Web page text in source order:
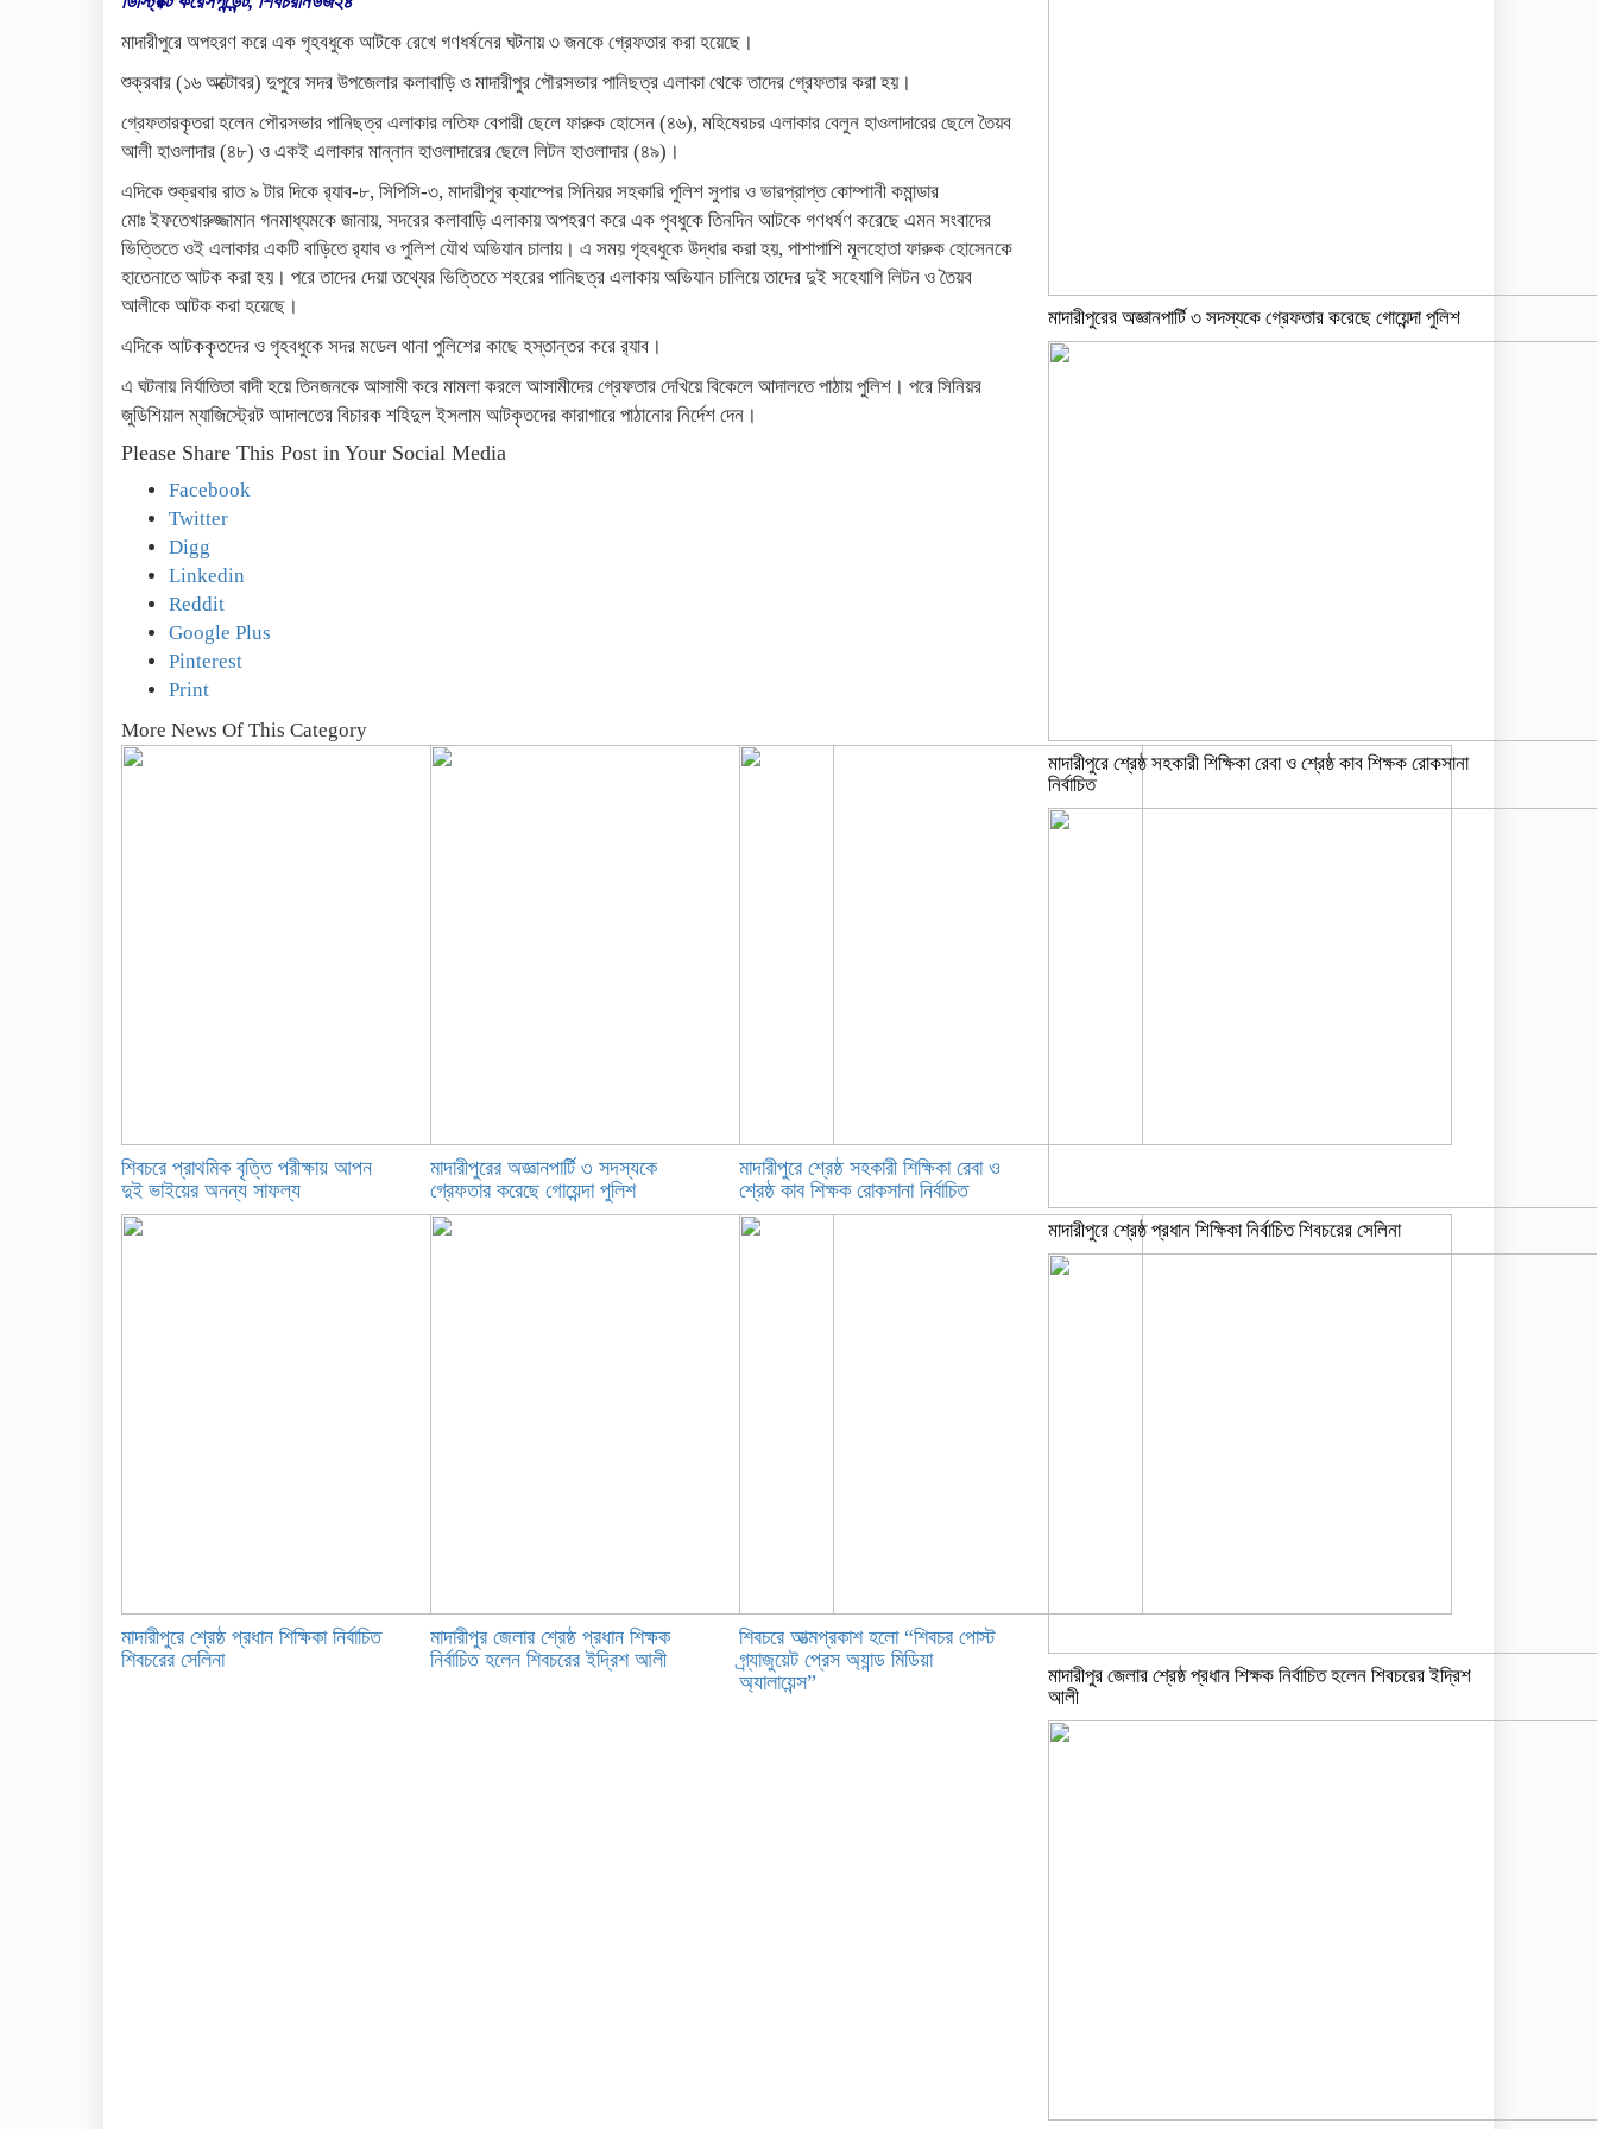
মাদারীপুরে অপহরণ করে এক গৃহবধুকে আটকে রেখে গণধর্ষনের ঘটনায় ৩ জনকে গ্রেফতার করা হয়েছে।
শুক্রবার (১৬ অক্টোবর) দুপুরে সদর উপজেলার কলাবাড়ি ও মাদারীপুর পৌরসভার পানিছত্র এলাকা থেকে তাদের গ্রেফতার করা হয়।
গ্রেফতারকৃতরা হলেন পৌরসভার পানিছত্র এলাকার লতিফ বেপারী ছেলে ফারুক হোসেন (৪৬), মহিষেরচর এলাকার বেলুন হাওলাদারের ছেলে তৈয়ব
আলী হাওলাদার (৪৮) ও একই এলাকার মান্নান হাওলাদারের ছেলে লিটন হাওলাদার (৪৯)।
এদিকে শুক্রবার রাত ৯ টার দিকে র‌্যাব-৮, সিপিসি-৩, মাদারীপুর ক্যাম্পের সিনিয়র সহকারি পুলিশ সুপার ও ভারপ্রাপ্ত কোম্পানী কমান্ডার
মোঃ ইফতেখারুজ্জামান গনমাধ্যমকে জানায়, সদরের কলাবাড়ি এলাকায় অপহরণ করে এক গৃবধুকে তিনদিন আটকে গণধর্ষণ করেছে এমন সংবাদের
ভিত্তিতে ওই এলাকার একটি বাড়িতে র‌্যাব ও পুলিশ যৌথ অভিযান চালায়। এ সময় গৃহবধুকে উদ্ধার করা হয়, পাশাপাশি মূলহোতা ফারুক হোসেনকে
হাতেনাতে আটক করা হয়। পরে তাদের দেয়া তথ্যের ভিত্তিতে শহরের পানিছত্র এলাকায় অভিযান চালিয়ে তাদের দুই সহেযাগি লিটন ও তৈয়ব
আলীকে আটক করা হয়েছে।
এদিকে আটককৃতদের ও গৃহবধুকে সদর মডেল থানা পুলিশের কাছে হস্তান্তর করে র‌্যাব।
এ ঘটনায় নির্যাতিতা বাদী হয়ে তিনজনকে আসামী করে মামলা করলে আসামীদের গ্রেফতার দেখিয়ে বিকেলে আদালতে পাঠায় পুলিশ। পরে সিনিয়র
জুডিশিয়াল ম্যাজিস্ট্রেট আদালতের বিচারক শহিদুল ইসলাম আটকৃতদের কারাগারে পাঠানোর নির্দেশ দেন।
Please Share This Post in Your Social Media
Facebook
Twitter
Digg
Linkedin
Reddit
Google Plus
Pinterest
Print
More News Of This Category
শিবচরে প্রাথমিক বৃত্তি পরীক্ষায় আপন
দুই ভাইয়ের অনন্য সাফল্য
মাদারীপুরের অজ্ঞানপার্টি ৩ সদস্যকে
গ্রেফতার করেছে গোয়েন্দা পুলিশ
মাদারীপুরে শ্রেষ্ঠ সহকারী শিক্ষিকা রেবা ও
শ্রেষ্ঠ কাব শিক্ষক রোকসানা নির্বাচিত
মাদারীপুরে শ্রেষ্ঠ প্রধান শিক্ষিকা নির্বাচিত
শিবচরের সেলিনা
মাদারীপুর জেলার শ্রেষ্ঠ প্রধান শিক্ষক
নির্বাচিত হলেন শিবচরের ইদ্রিশ আলী
শিবচরে আত্মপ্রকাশ হলো “শিবচর পোস্ট
গ্র্যাজুয়েট প্রেস অ্যান্ড মিডিয়া
অ্যালায়েন্স”
মাদারীপুরের অজ্ঞানপার্টি ৩ সদস্যকে গ্রেফতার করেছে গোয়েন্দা পুলিশ
মাদারীপুরে শ্রেষ্ঠ সহকারী শিক্ষিকা রেবা ও শ্রেষ্ঠ কাব শিক্ষক রোকসানা
নির্বাচিত
মাদারীপুরে শ্রেষ্ঠ প্রধান শিক্ষিকা নির্বাচিত শিবচরের সেলিনা
মাদারীপুর জেলার শ্রেষ্ঠ প্রধান শিক্ষক নির্বাচিত হলেন শিবচরের ইদ্রিশ
আলী